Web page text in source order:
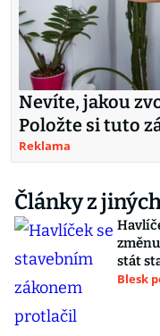
Nevíte, jakou
Položte si tuto
Reklama
Články z
stát
Blesk